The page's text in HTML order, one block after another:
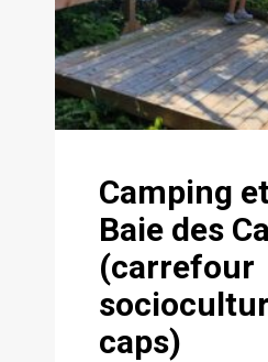
Camping
Baie des
(carrefour
caps)